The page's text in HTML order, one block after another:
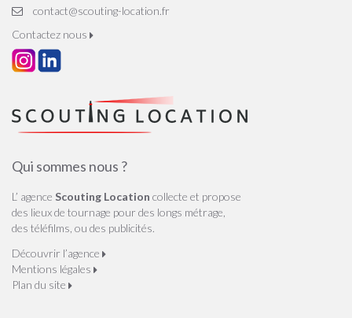
contact@scouting-location.fr
Contactez nous
Qui sommes nous ?
L’ agence Scouting Location collecte et propose
des lieux de tournage pour des longs métrage,
des téléfilms, ou des publicités.
Découvrir l’agence
Mentions légales
Plan du site